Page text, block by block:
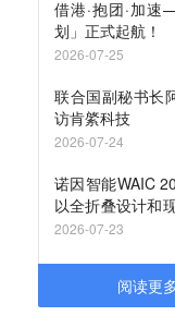
借港·抱团·加
划」正式起航！
2026-07-25
联合国副秘书长
访肯綮科技
2026-07-24
诺因智能WAIC
以全折叠设计和
机器人
2026-07-23
阅读更